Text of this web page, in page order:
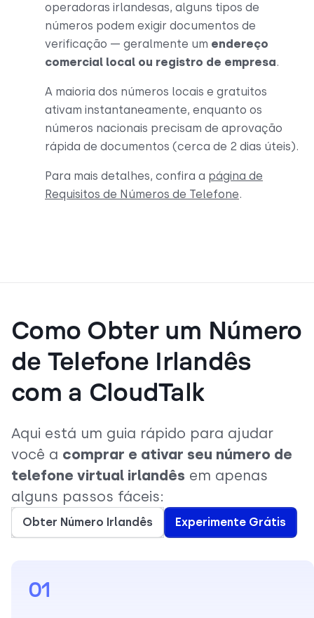
operadoras irlandesas, alguns tipos de
números podem exigir documentos de
verificação — geralmente um endereço
comercial local ou registro de empresa.
A maioria dos números locais e gratuitos
ativam instantaneamente, enquanto os
números nacionais precisam de aprovação
rápida de documentos (cerca de 2 dias úteis).
Para mais detalhes, confira a página de
Requisitos de Números de Telefone.
Como Obter um Número
de Telefone Irlandês
com a CloudTalk
Aqui está um guia rápido para ajudar
você a comprar e ativar seu número de
telefone virtual irlandês em apenas
alguns passos fáceis:
Obter Número Irlandês Experimente Grátis
01